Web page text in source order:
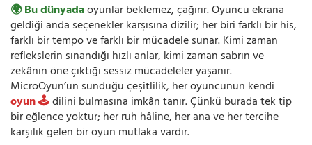
🌍 Bu dünyadaoyunlar beklemez, çağırır. Oyuncu ekrana
geldiği anda seçenekler karşısına dizilir; her biri farklı bir his,
farklı bir tempo ve farklı bir mücadele sunar. Kimi zaman
reflekslerin sınandığı hızlı anlar, kimi zaman sabrın ve
zekânın öne çıktığı sessiz mücadeleler yaşanır.
MicroOyun’un sunduğu çeşitlilik, her oyuncunun kendi
oyun 🕹️dilini bulmasına imkân tanır. Çünkü burada tek tip
bir eğlence yoktur; her ruh hâline, her ana ve her tercihe
karşılık gelen bir oyun mutlaka vardır.